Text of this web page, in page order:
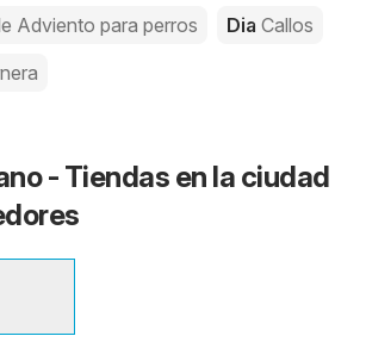
Adviento para perros Dia Callos
- Tiendas en la ciudad